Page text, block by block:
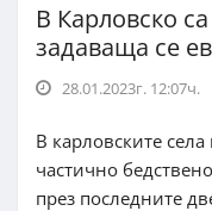
В Карловско
задаваща се
28.01.2023г. 12:07ч.
В карловските
частично
през последните